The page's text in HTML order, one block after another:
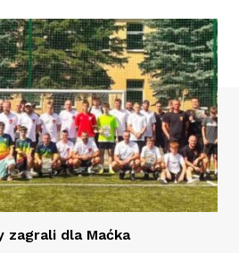
zagrali dla Maćka